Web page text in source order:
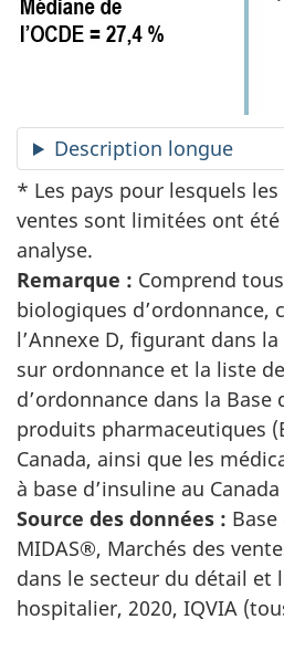
Description longue
* Les pays pour lesquels
ventes sont limitées ont
analyse.
Remarque : Comprend
biologiques d’ordonnance,
l’Annexe D, figurant dans
sur ordonnance et la liste
d’ordonnance dans la Base
produits pharmaceutiques
Canada, ainsi que les
à base d’insuline au
Source des données :
MIDAS®, Marchés des
dans le secteur du détail et
hospitalier, 2020, IQVIA